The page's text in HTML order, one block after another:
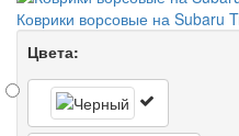
Коврики ворсовые на Subaru
Цвета: